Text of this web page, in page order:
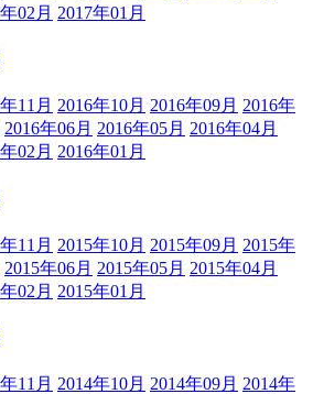
02月 2017年01月
11月 2016年10月 2016年09月 2016年
2016年06月 2016年05月 2016年04月
02月 2016年01月
11月 2015年10月 2015年09月 2015年
2015年06月 2015年05月 2015年04月
02月 2015年01月
11月 2014年10月 2014年09月 2014年